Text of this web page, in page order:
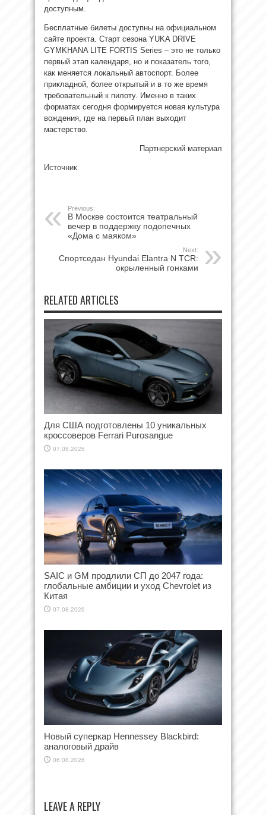
доступным.
Бесплатные билеты доступны на официальном
сайте проекта. Старт сезона YUKA DRIVE
GYMKHANA LITE FORTIS Series – это не только
первый этап календаря, но и показатель того,
как меняется локальный автоспорт. Более
прикладной, более открытый и в то же время
требовательный к пилоту. Именно в таких
форматах сегодня формируется новая культура
вождения, где на первый план выходит
мастерство.
Партнерский материал
Источник
Previous:
В Москве состоится театральный
вечер в поддержку подопечных
«Дома с маяком»
Next:
Спортседан Hyundai Elantra N TCR:
окрыленный гонками
RELATED ARTICLES
Для США подготовлены 10 уникальных
кроссоверов Ferrari Purosangue
07.08.2026
SAIC и GM продлили СП до 2047 года:
глобальные амбиции и уход Chevrolet из
Китая
07.08.2026
Новый суперкар Hennessey Blackbird:
аналоговый драйв
06.08.2026
LEAVE A REPLY